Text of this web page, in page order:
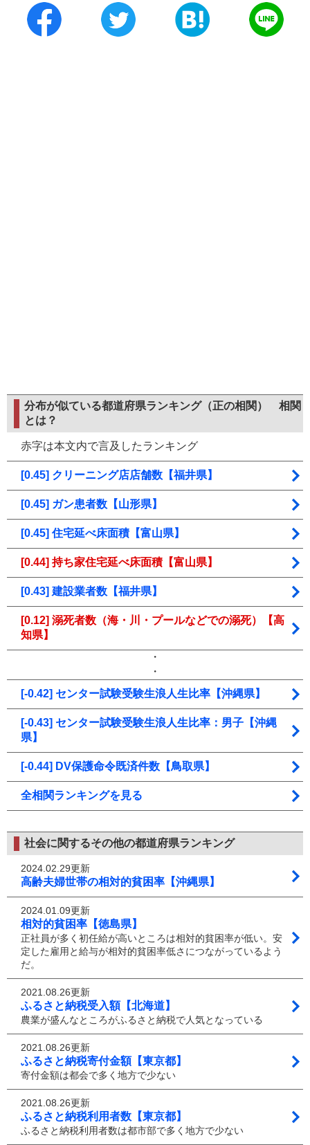
分布が似ている都道府県ランキング（正の相関） 相関
とは？
赤字は本文内で言及したランキング
[0.45] クリーニング店店舗数【福井県】
[0.45] ガン患者数【山形県】
[0.45] 住宅延べ床面積【富山県】
[0.44] 持ち家住宅延べ床面積【富山県】
[0.43] 建設業者数【福井県】
[0.12] 溺死者数（海・川・プールなどでの溺死）【高
知県】
・
・
[-0.42] センター試験受験生浪人生比率【沖縄県】
[-0.43] センター試験受験生浪人生比率：男子【沖縄
県】
[-0.44] DV保護命令既済件数【鳥取県】
全相関ランキングを見る
社会に関するその他の都道府県ランキング
2024.02.29更新
高齢夫婦世帯の相対的貧困率【沖縄県】
2024.01.09更新
相対的貧困率【徳島県】
正社員が多く初任給が高いところは相対的貧困率が低い。安
定した雇用と給与が相対的貧困率低さにつながっているよう
だ。
2021.08.26更新
ふるさと納税受入額【北海道】
農業が盛んなところがふるさと納税で人気となっている
2021.08.26更新
ふるさと納税寄付金額【東京都】
寄付金額は都会で多く地方で少ない
2021.08.26更新
ふるさと納税利用者数【東京都】
ふるさと納税利用者数は都市部で多く地方で少ない